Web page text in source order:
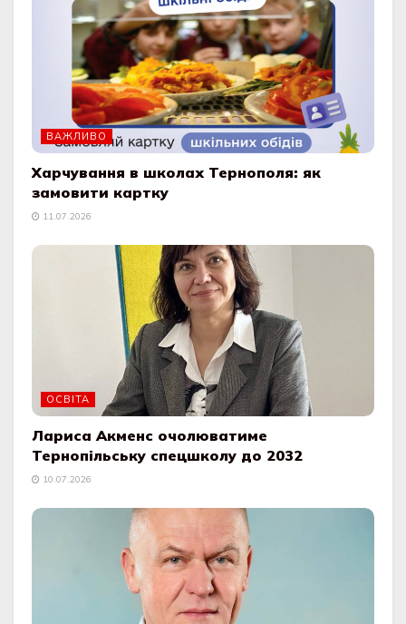
ВАЖЛИВО
Харчування в школах Тернополя: як
замовити картку
11.07.2026
ОСВІТА
Лариса Акменс очолюватиме
Тернопільську спецшколу до 2032
10.07.2026